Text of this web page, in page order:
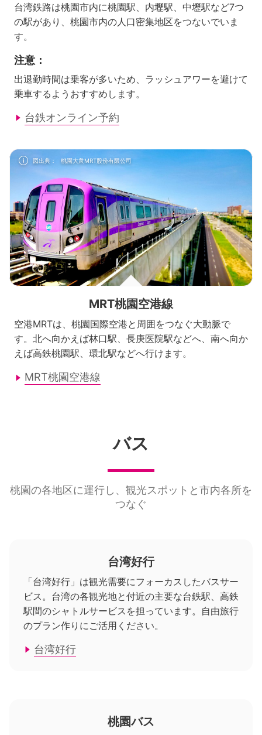
台湾鉄路は桃園市内に桃園駅、内壢駅、中壢駅など7つ
の駅があり、桃園市内の人口密集地区をつないでいま
す。
注意：
出退勤時間は乗客が多いため、ラッシュアワーを避けて
乗車するようおすすめします。
台鉄オンライン予約
info 図出典： 桃園大衆MRT股份有限公司
MRT桃園空港線
空港MRTは、桃園国際空港と周囲をつなぐ大動脈で
す。北へ向かえば林口駅、長庚医院駅などへ、南へ向か
えば高鉄桃園駅、環北駅などへ行けます。
MRT桃園空港線
バス
桃園の各地区に運行し、観光スポットと市内各所を
つなぐ
台湾好行
「台湾好行」は観光需要にフォーカスしたバスサー
ビス。台湾の各観光地と付近の主要な台鉄駅、高鉄
駅間のシャトルサービスを担っています。自由旅行
のプラン作りにご活用ください。
台湾好行
桃園バス